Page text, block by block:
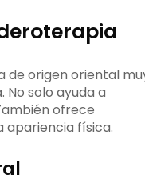
de origen oriental
solo ayuda a
ofrece
apariencia física.